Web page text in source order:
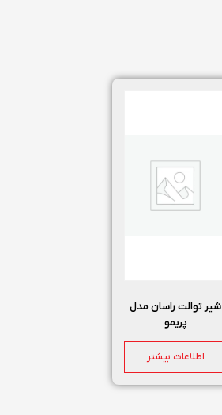
شیر توالت راسان مدل
پریمو
اطلاعات بیشتر